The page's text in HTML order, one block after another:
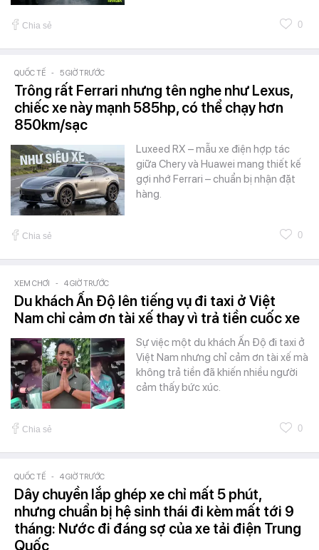
Chia sẻ 0
QUỐC TẾ - 5 GIỜ TRƯỚC
Trông rất Ferrari nhưng tên nghe như Lexus,
chiếc xe này mạnh 585hp, có thể chạy hơn
850km/sạc
Luxeed RX – mẫu xe điện hợp tác
giữa Chery và Huawei mang thiết kế
gợi nhớ Ferrari – chuẩn bị nhận đặt
hàng.
Chia sẻ 0
XEM CHƠI - 4 GIỜ TRƯỚC
Du khách Ấn Độ lên tiếng vụ đi taxi ở Việt
Nam chỉ cảm ơn tài xế thay vì trả tiền cuốc xe
Sự việc một du khách Ấn Độ đi taxi ở
Việt Nam nhưng chỉ cảm ơn tài xế mà
không trả tiền đã khiến nhiều người
cảm thấy bức xúc.
Chia sẻ 0
QUỐC TẾ - 4 GIỜ TRƯỚC
Dây chuyền lắp ghép xe chỉ mất 5 phút,
nhưng chuẩn bị hệ sinh thái đi kèm mất tới 9
tháng: Nước đi đáng sợ của xe tải điện Trung
Quốc